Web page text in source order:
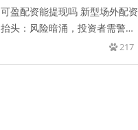
可盈配资能提现吗 新型场外配资
抬头：风险暗涌，投资者需警
217